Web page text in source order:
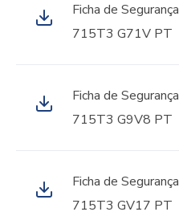
Ficha de Segurança
715T3 G71V PT
Ficha de Segurança
715T3 G9V8 PT
Ficha de Segurança
715T3 GV17 PT